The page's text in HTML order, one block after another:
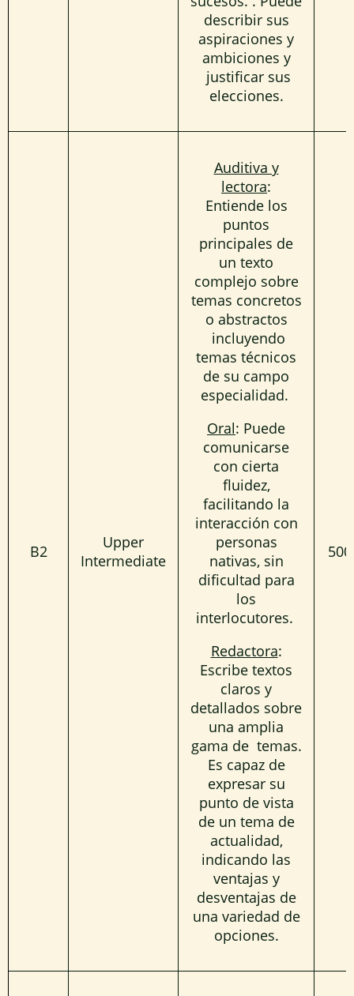
describir sus
aspiraciones y
ambiciones y
justificar sus
elecciones.
B2
Upper
Intermediate
Auditiva y
lectora:
Entiende los
puntos
principales de
un texto
complejo sobre
temas concretos
o abstractos
incluyendo
temas técnicos
de su campo
especialidad.
Oral: Puede
comunicarse
con cierta
fluidez,
facilitando la
interacción con
personas
nativas, sin
dificultad para
los
interlocutores.
Redactora:
Escribe textos
claros y
detallados sobre
una amplia
gama de temas.
Es capaz de
expresar su
punto de vista
de un tema de
actualidad,
indicando las
ventajas y
desventajas de
una variedad de
opciones.